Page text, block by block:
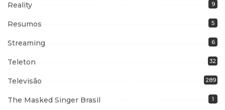
Reality 9
Resumos 5
Streaming 6
Teleton 32
Televisão 289
The Masked Singer Brasil 1